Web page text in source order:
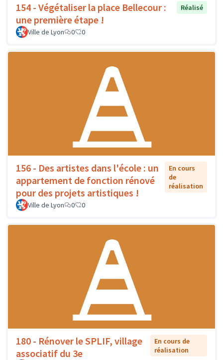
154 - Végétaliser la place Bellecour :
une première étape !
Réalisé
Ville de Lyon 0 0
156 - Des artistes dans l'école : un
appartement de fonction rénové
pour des projets artistiques !
En cours
de
réalisation
Ville de Lyon 0 0
180 - Rénover le SPLIF, village
associatif du 3e
En cours de
réalisation